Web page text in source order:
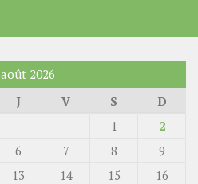
août 2026
J V S
D
1
2
6 7 8
9
13 14 15
16